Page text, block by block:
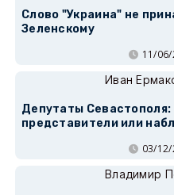
Слово "Украина" не
Зеленскому
11/
Иван
Депутаты Севастополя:
представители или
03/
Владимир